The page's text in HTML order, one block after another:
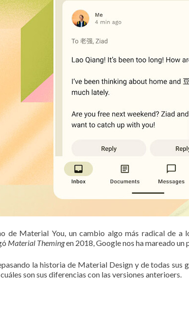
de Material You, un cambio algo más radical de a
Material Themingen 2018, Google nos ha mareado
la historia de Material Design y de todas
son sus diferencias con las versiones anterioers.